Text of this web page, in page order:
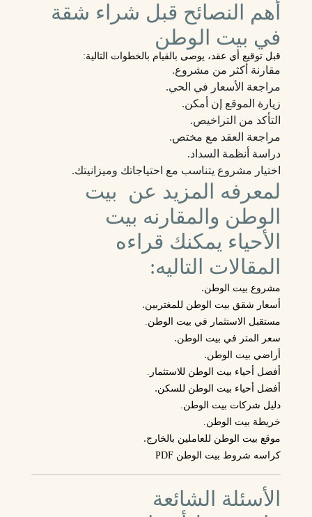
أهم النصائح قبل شراء شقة
في بيت الوطن
قبل توقيع أي عقد، يوصى بالقيام بالخطوات التالية:
مقارنة أكثر من مشروع.
مراجعة الأسعار في الحي.
زيارة الموقع إن أمكن.
التأكد من التراخيص.
مراجعة العقد مع مختص.
دراسة أنظمة السداد.
اختيار مشروع يتناسب مع احتياجاتك وميزانيتك.
لمعرفه المزيد عن بيت
الوطن والمقارنه بيت
الأحياء يمكنك قراءه
المقالات التاليه:
مشروع بيت الوطن.
أسعار شقق بيت الوطن للمغتربين.
مستقبل الاستثمار في بيت الوطن.
سعر المتر في بيت الوطن.
أراضي بيت الوطن.
أفضل أحياء بيت الوطن للاستثمار.
أفضل أحياء بيت الوطن للسكن.
دليل شركات بيت الوطن.
خريطة بيت الوطن.
موقع بيت الوطن للعاملين بالخارج.
كراسه شروط بيت الوطن PDF
الأسئلة الشائعة